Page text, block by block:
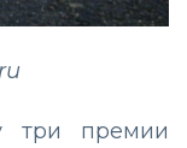
три премии